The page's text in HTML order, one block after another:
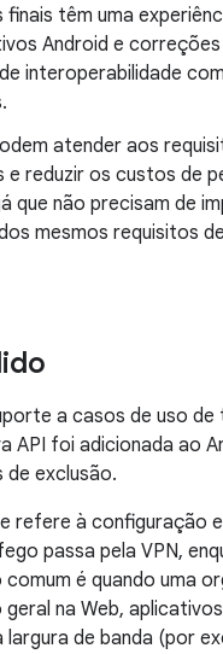
finais têm uma
Android e
interoperabilidade
atender aos
e reduzir os custos de
que não precisam de
mesmos requisitos
a casos de uso de
API foi adicionada ao
exclusão.
refere à configuração
passa pela VPN,
comum é quando uma
na Web,
de banda (por